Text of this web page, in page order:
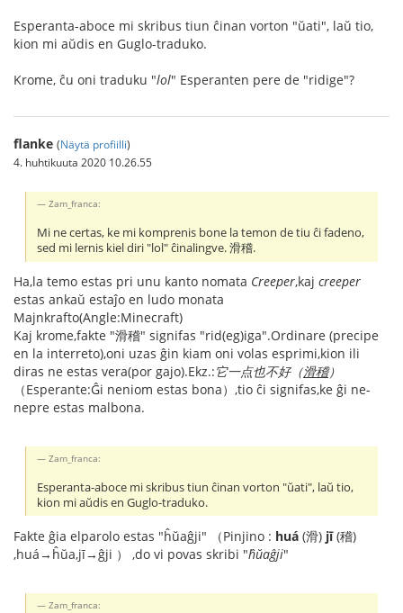
Esperanta-aboce mi skribus tiun ĉinan vorton "ŭati", laŭ tio,
kion mi aŭdis en Guglo-traduko.
Krome, ĉu oni traduku "lol" Esperanten pere de "ridige"?
flanke (Näytä profiilli)
4. huhtikuuta 2020 10.26.55
Zam_franca:
Mi ne certas, ke mi komprenis bone la temon de tiu ĉi fadeno,
sed mi lernis kiel diri "lol" ĉinalingve. 滑稽.
Ha,la temo estas pri unu kanto nomata Creeper,kaj creeper
estas ankaŭ estaĵo en ludo monata
Majnkrafto(Angle:Minecraft)
Kaj krome,fakte "滑稽" signifas "rid(eg)iga".Ordinare (precipe
en la interreto),oni uzas ĝin kiam oni volas esprimi,kion ili
diras ne estas vera(por gajo).Ekz.:它一点也不好（滑稽）
（Esperante:Ĝi neniom estas bona）,tio ĉi signifas,ke ĝi ne-
nepre estas malbona.
Zam_franca:
Esperanta-aboce mi skribus tiun ĉinan vorton "ŭati", laŭ tio,
kion mi aŭdis en Guglo-traduko.
Fakte ĝia elparolo estas "ĥŭaĝji" （Pinjino : huá (滑) jī(稽)
,huá→ĥŭa,jī→ĝji ） ,do vi povas skribi "ĥŭaĝji"
Zam_franca: